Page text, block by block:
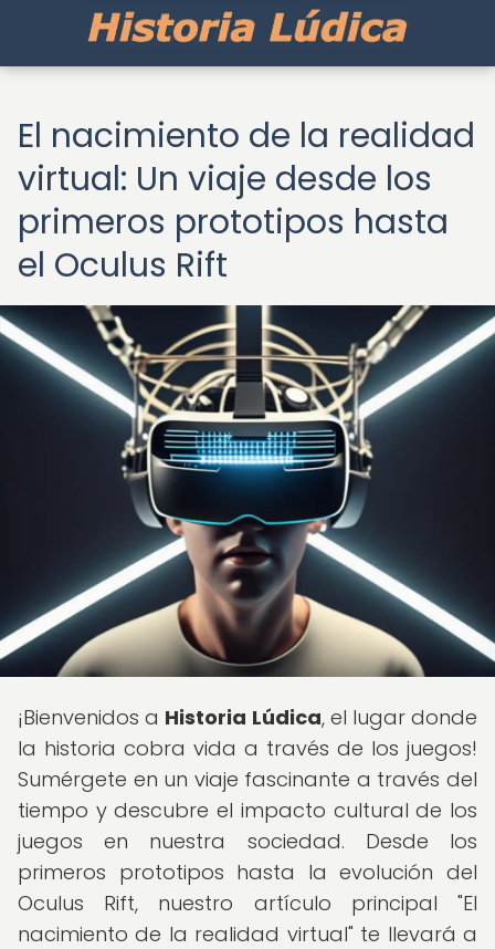
El nacimiento de la realidad
virtual: Un viaje desde los
primeros prototipos hasta
el Oculus Rift
¡Bienvenidos a Historia Lúdica, el lugar donde
la historia cobra vida a través de los juegos!
Sumérgete en un viaje fascinante a través del
tiempo y descubre el impacto cultural de los
juegos en nuestra sociedad. Desde los
primeros prototipos hasta la evolución del
Oculus Rift, nuestro artículo principal "El
nacimiento de la realidad virtual" te llevará a